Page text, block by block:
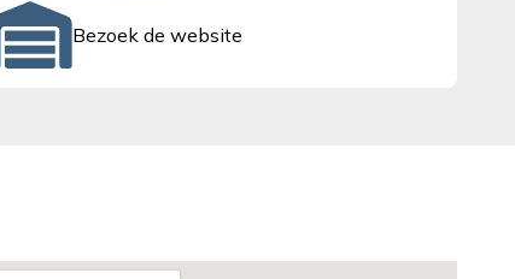
Bezoek de website